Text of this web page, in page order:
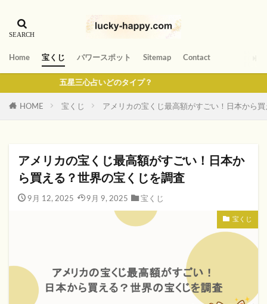
Home 宝くじ パワースポット Sitemap Contact
五星三心占いどのタイプ？
HOME 宝くじ アメリカの宝くじ最高額がすごい！日本から
アメリカの宝くじ最高額がすごい！日本か
ら買える？世界の宝くじを調査
9月 12, 2025 9月 9, 2025 宝くじ
宝くじ